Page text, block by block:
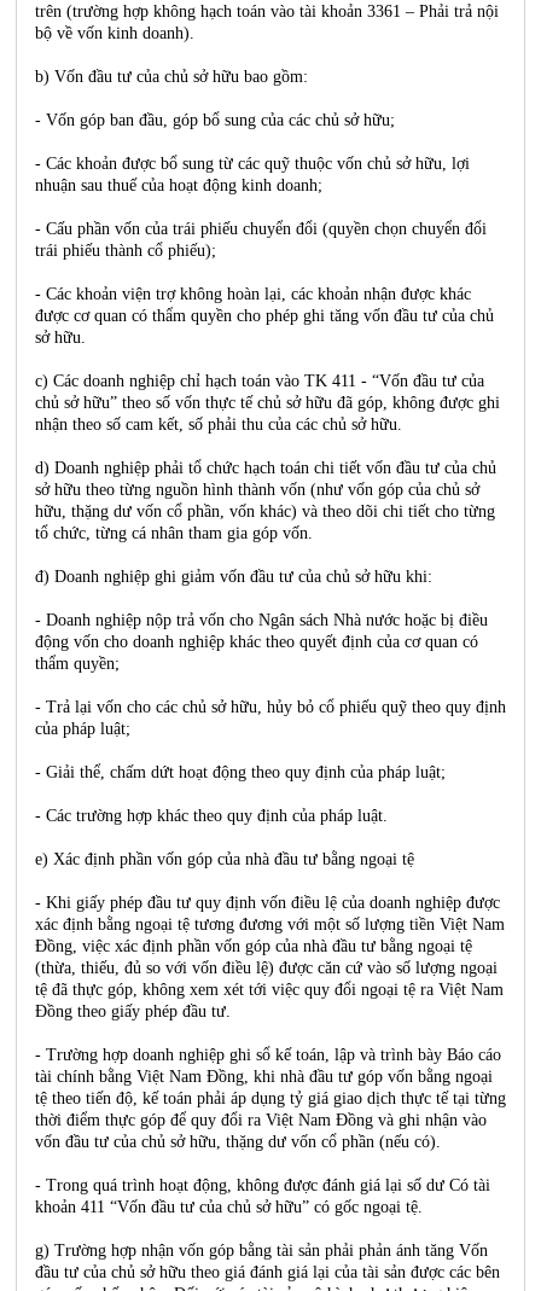
trên (trường hợp không hạch toán vào tài khoản 3361 – Phải trả nội
bộ về vốn kinh doanh).
b) Vốn đầu tư của chủ sở hữu bao gồm:
- Vốn góp ban đầu, góp bổ sung của các chủ sở hữu;
- Các khoản được bổ sung từ các quỹ thuộc vốn chủ sở hữu, lợi
nhuận sau thuế của hoạt động kinh doanh;
- Cấu phần vốn của trái phiếu chuyển đổi (quyền chọn chuyển đổi
trái phiếu thành cổ phiếu);
- Các khoản viện trợ không hoàn lại, các khoản nhận được khác
được cơ quan có thẩm quyền cho phép ghi tăng vốn đầu tư của chủ
sở hữu.
c) Các doanh nghiệp chỉ hạch toán vào TK 411 - “Vốn đầu tư của
chủ sở hữu” theo số vốn thực tế chủ sở hữu đã góp, không được ghi
nhận theo số cam kết, số phải thu của các chủ sở hữu.
d) Doanh nghiệp phải tổ chức hạch toán chi tiết vốn đầu tư của chủ
sở hữu theo từng nguồn hình thành vốn (như vốn góp của chủ sở
hữu, thặng dư vốn cổ phần, vốn khác) và theo dõi chi tiết cho từng
tổ chức, từng cá nhân tham gia góp vốn.
đ) Doanh nghiệp ghi giảm vốn đầu tư của chủ sở hữu khi:
- Doanh nghiệp nộp trả vốn cho Ngân sách Nhà nước hoặc bị điều
động vốn cho doanh nghiệp khác theo quyết định của cơ quan có
thẩm quyền;
- Trả lại vốn cho các chủ sở hữu, hủy bỏ cổ phiếu quỹ theo quy định
của pháp luật;
- Giải thể, chấm dứt hoạt động theo quy định của pháp luật;
- Các trường hợp khác theo quy định của pháp luật.
e) Xác định phần vốn góp của nhà đầu tư bằng ngoại tệ
- Khi giấy phép đầu tư quy định vốn điều lệ của doanh nghiệp được
xác định bằng ngoại tệ tương đương với một số lượng tiền Việt Nam
Đồng, việc xác định phần vốn góp của nhà đầu tư bằng ngoại tệ
(thừa, thiếu, đủ so với vốn điều lệ) được căn cứ vào số lượng ngoại
tệ đã thực góp, không xem xét tới việc quy đổi ngoại tệ ra Việt Nam
Đồng theo giấy phép đầu tư.
- Trường hợp doanh nghiệp ghi sổ kế toán, lập và trình bày Báo cáo
tài chính bằng Việt Nam Đồng, khi nhà đầu tư góp vốn bằng ngoại
tệ theo tiến độ, kế toán phải áp dụng tỷ giá giao dịch thực tế tại từng
thời điểm thực góp để quy đổi ra Việt Nam Đồng và ghi nhận vào
vốn đầu tư của chủ sở hữu, thặng dư vốn cổ phần (nếu có).
- Trong quá trình hoạt động, không được đánh giá lại số dư Có tài
khoản 411 “Vốn đầu tư của chủ sở hữu” có gốc ngoại tệ.
g) Trường hợp nhận vốn góp bằng tài sản phải phản ánh tăng Vốn
đầu tư của chủ sở hữu theo giá đánh giá lại của tài sản được các bên